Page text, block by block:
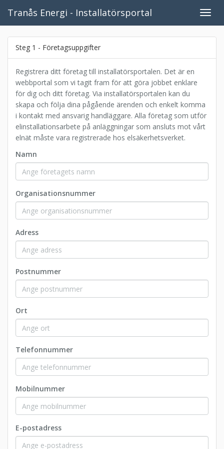
meny
Tranås Energi - Installatörsportal
Steg 1 - Företagsuppgifter
Registrera ditt företag till installatörsportalen. Det är en
webbportal som vi tagit fram för att göra jobbet enklare
för dig och ditt företag. Via installatörsportalen kan du
skapa och följa dina pågående ärenden och enkelt komma
i kontakt med ansvarig handläggare. Alla företag som utför
elinstallationsarbete på anläggningar som ansluts mot vårt
elnät måste vara registrerade hos elsäkerhetsverket.
Namn
Organisationsnummer
Adress
Postnummer
Ort
Telefonnummer
Mobilnummer
E-postadress